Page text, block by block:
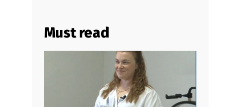
Must read